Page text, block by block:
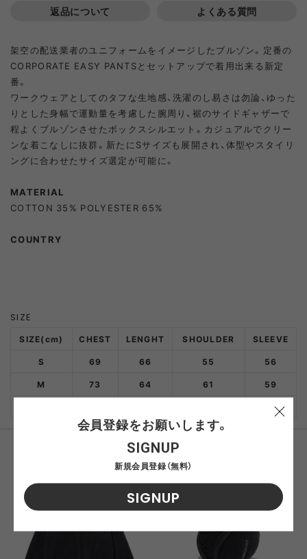
ADD TO CART
L SOLD OUT
返品について
よくある質問
架空の配送業者のユニフォームをイメージしたブルゾン。定番の
CORPORATE EASY PANTSとセットアップで着用出来る新定
番。
ワークウェアとしてのタフな生地感、洗濯のし易さは勿論、ゆった
りとした身幅で運動量を考慮した腕周り、裾のサイドギャザーで
程よくブルゾンさせたボックスシルエット。カジュアルでクリー
ンな着こなしに抜群。新たにSサイズも展開され、体型やスタイリ
ングに合わせたサイズ選定が可能に。
MATERIAL
COTTON 35% POLYESTER 65%
COUNTRY
SIZE
SIZE(cm) CHEST LENGHT SHOULDER
SLEEVE
S
69 66 55
56
M
73 64 61
59
60.5
おすすめ商品
会員登録をお願いします。
SIGNUP
新規会員登録（無料）
SIGNUP